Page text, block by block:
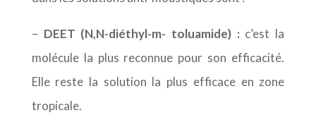
– DEET (N,N-diéthyl-m- toluamide) : c’est la
molécule la plus reconnue pour son efficacité.
Elle reste la solution la plus efficace en zone
tropicale.